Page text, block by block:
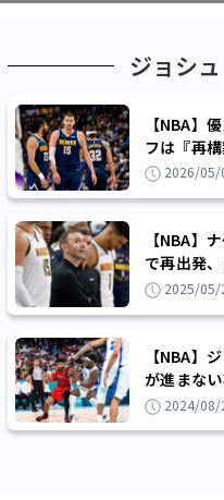
ジョシ
【NBA】
フは『再
ード以外は
2026/05/
【NBA】
で再出発
2度目の
2025/05/
【NBA】
が進まな
「彼はNBA
2024/08/